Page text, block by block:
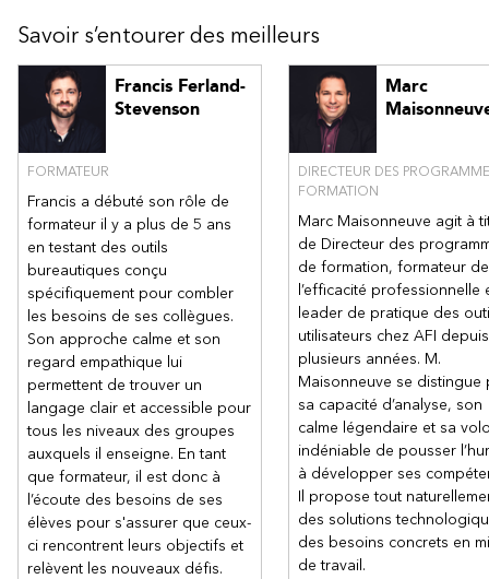
Créer des listes (répertoire)
Créer des messages électroniques fusionnés
Chapitre 5 - Créer des modèles
Utiliser les modèles déjà existants
Créer des modèles personnalisés
Manipuler des modèles de document
Chapitre 6 - Utiliser les outils de travail en groupe
Utiliser le suivi des modifications
Réviser le document modifié
Explorer le volet vérifications
Créer et manipuler des commentaires
Comparer des documents
Protéger le document pour les commentaires et les
modifications
Savoir s’entourer des meilleurs
Francis Ferland-
Stevenson
FORMATEUR
Francis a débuté son rôle de
formateur il y a plus de 5 ans
en testant des outils
bureautiques conçu
spécifiquement pour combler
les besoins de ses collègues.
Son approche calme et son
regard empathique lui
permettent de trouver un
langage clair et accessible pour
tous les niveaux des groupes
auxquels il enseigne. En tant
que formateur, il est donc à
l’écoute des besoins de ses
élèves pour s'assurer que ceux-
ci rencontrent leurs objectifs et
relèvent les nouveaux défis.
Marc
DIRECTEUR DES
FORMATION
Marc Maisonneuve agit à
de Directeur des
de formation, formateur de
l’efficacité professionnelle
leader de pratique des
utilisateurs chez AFI depuis
plusieurs années. M.
Maisonneuve se distingue
sa capacité d’analyse, son
calme légendaire et sa
indéniable de pousser
à développer ses
Il propose tout
des solutions
des besoins concrets en
de travail.